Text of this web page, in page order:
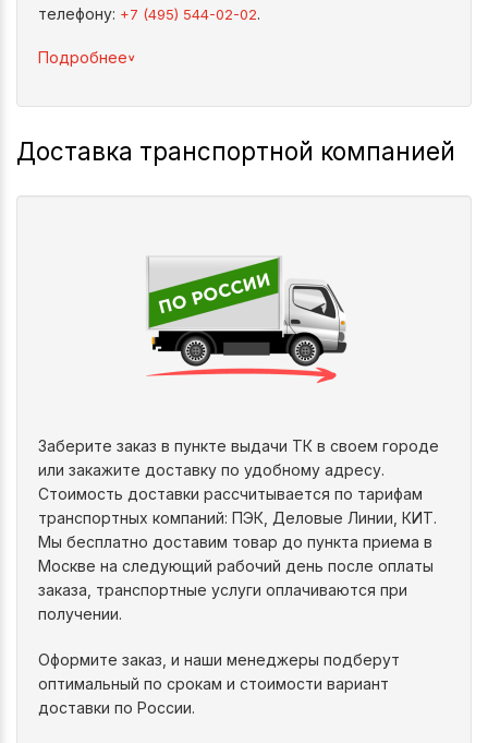
телефону: +7 (495) 544-02-02.
Подробнее^
Доставка транспортной компанией
Заберите заказ в пункте выдачи ТК в своем городе
или закажите доставку по удобному адресу.
Стоимость доставки рассчитывается по тарифам
транспортных компаний: ПЭК, Деловые Линии, КИТ.
Мы бесплатно доставим товар до пункта приема в
Москве на следующий рабочий день после оплаты
заказа, транспортные услуги оплачиваются при
получении.
Оформите заказ, и наши менеджеры подберут
оптимальный по срокам и стоимости вариант
доставки по России.